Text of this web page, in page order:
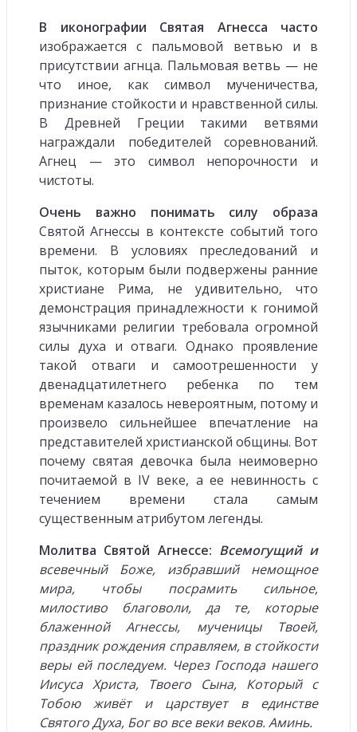
В иконографии Святая Агнесса часто
изображается с пальмовой ветвью и в
присутствии агнца. Пальмовая ветвь — не
что иное, как символ мученичества,
признание стойкости и нравственной силы.
В Древней Греции такими ветвями
награждали победителей соревнований.
Агнец — это символ непорочности и
чистоты.
Очень важно понимать силу образа
Святой Агнессы в контексте событий того
времени. В условиях преследований и
пыток, которым были подвержены ранние
христиане Рима, не удивительно, что
демонстрация принадлежности к гонимой
язычниками религии требовала огромной
силы духа и отваги. Однако проявление
такой отваги и самоотрешенности у
двенадцатилетнего ребенка по тем
временам казалось невероятным, потому и
произвело сильнейшее впечатление на
представителей христианской общины. Вот
почему святая девочка была неимоверно
почитаемой в IV веке, а ее невинность с
течением времени стала самым
существенным атрибутом легенды.
Молитва Святой Агнессе: Всемогущий и
всевечный Боже, избравший немощное
мира, чтобы посрамить сильное,
милостиво благоволи, да те, которые
блаженной Агнессы, мучени­цы Твоей,
праздник рождения справляем, в стойкости
веры ей последуем. Через Господа нашего
Иисуса Христа, Твоего Сына, Который с
Тобою живёт и царствует в единстве
Святого Духа, Бог во все веки веков. Аминь.